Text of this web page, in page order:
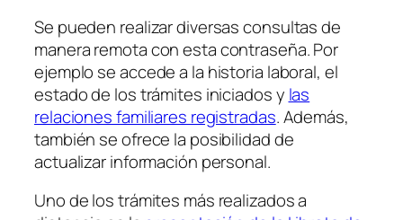
Se pueden realizar diversas consultas de
manera remota con esta contraseña. Por
ejemplo se accede a la historia laboral, el
estado de los trámites iniciados y las
relaciones familiares registradas. Además,
también se ofrece la posibilidad de
actualizar información personal.
Uno de los trámites más realizados a